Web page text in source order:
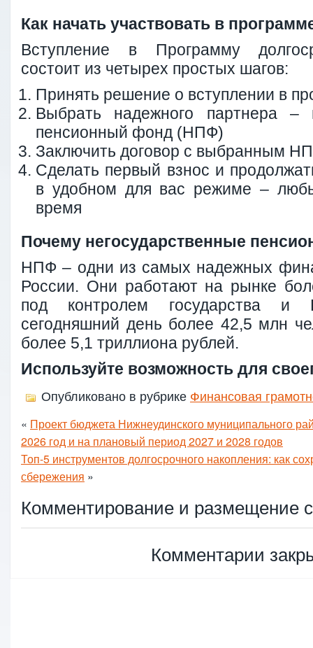
Как начать участвовать в
Вступление в Программу
состоит из четырех простых шагов:
Принять решение о вступлении в
Выбрать надежного партнера –
пенсионный фонд (НПФ)
Заключить договор с выбранным
Сделать первый взнос и
в удобном для вас режиме –
время
Почему негосударственные
НПФ – одни из самых надежных
России. Они работают на рынке
под контролем государства
сегодняшний день более 42,5 млн
более 5,1 триллиона рублей.
Используйте возможность для
Опубликовано в рубрике Финансовая
« Проект бюджета Нижнеудинского муниципального
2026 год и на плановый период 2027 и 2028 годов
Топ-5 инструментов долгосрочного накопления: как
сбережения »
Комментирование и размещение
Комментарии